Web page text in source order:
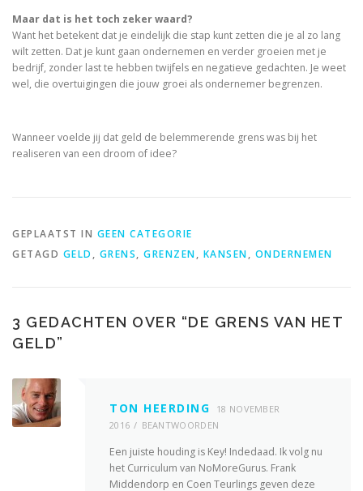
Maar dat is het toch zeker waard?
Want het betekent dat je eindelijk die stap kunt zetten die je al zo lang
wilt zetten. Dat je kunt gaan ondernemen en verder groeien met je
bedrijf, zonder last te hebben twijfels en negatieve gedachten. Je weet
wel, die overtuigingen die jouw groei als ondernemer begrenzen.
Wanneer voelde jij dat geld de belemmerende grens was bij het
realiseren van een droom of idee?
GEPLAATST IN GEEN CATEGORIE
GETAGD GELD , GRENS, GRENZEN, KANSEN, ONDERNEMEN
3 GEDACHTEN OVER “DE GRENS VAN HET
GELD”
TON HEERDING
18 NOVEMBER
2016
BEANTWOORDEN
Een juiste houding is Key! Indedaad. Ik volg nu
het Curriculum van NoMoreGurus. Frank
Middendorp en Coen Teurlings geven deze